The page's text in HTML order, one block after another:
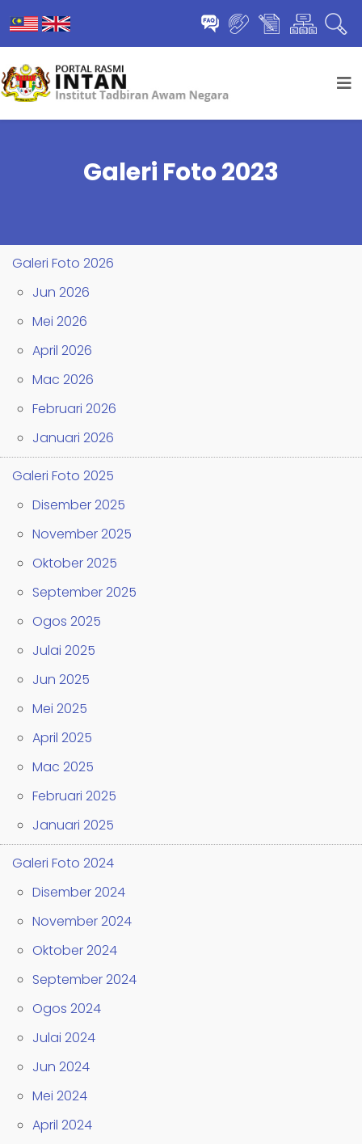
Galeri Foto 2023
Galeri Foto 2026
Jun 2026
Mei 2026
April 2026
Mac 2026
Februari 2026
Januari 2026
Galeri Foto 2025
Disember 2025
November 2025
Oktober 2025
September 2025
Ogos 2025
Julai 2025
Jun 2025
Mei 2025
April 2025
Mac 2025
Februari 2025
Januari 2025
Galeri Foto 2024
Disember 2024
November 2024
Oktober 2024
September 2024
Ogos 2024
Julai 2024
Jun 2024
Mei 2024
April 2024